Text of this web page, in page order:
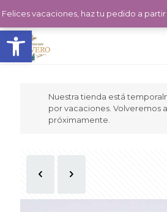
Abrir barra de herramientas
Nuestra tienda está
por vacaciones. Volveremos
próximamente.
Felices vacaciones, haz tu pedido a